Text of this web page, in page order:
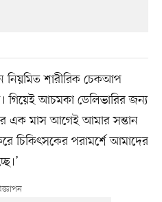
নিয়মিত শারীরিক চেকআপ
গিয়েই আচমকা ডেলিভারির জন্য
এক মাস আগেই আমার সন্তান
চিকিৎসকের পরামর্শে আমাদের